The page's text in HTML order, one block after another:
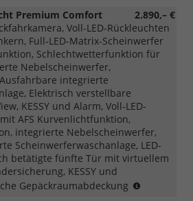
PAW/PAP
2.890,– €
Premium Comfort
Voll-LED-Rückleuchten
Full-LED-Matrix-Scheinwerfer
Schlechtwetterfunktion für
Nebelscheinwerfer,
integrierte
Elektrisch verstellbare
KESSY und Alarm, Voll-LED-
AFS Kurvenlichtfunktion,
integrierte Nebelscheinwerfer,
Scheinwerferwaschanlage, LED-
betätigte fünfte Tür mit virtuellem
KESSY und
Gepäckraumabdeckung